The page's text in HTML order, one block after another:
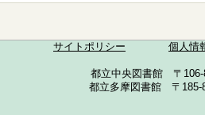
サイトポリシー 個人情
都立中央図書館 〒
都立多摩図書館 〒185-